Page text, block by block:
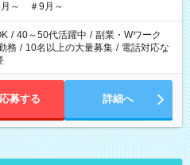
月～ ＃9月～
/ 40～50代活躍中 / 副業・Wワーク
務 / 10名以上の大量募集 / 電話対応な
応募する 詳細へ